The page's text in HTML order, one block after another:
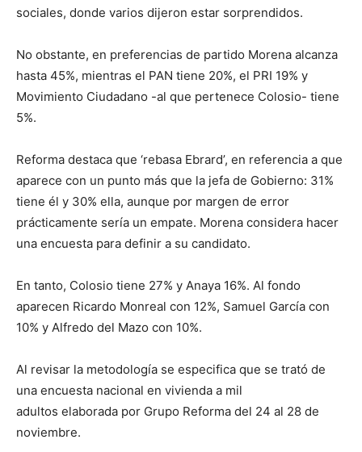
sociales, donde varios dijeron estar sorprendidos.
No obstante, en preferencias de partido Morena alcanza
hasta 45%, mientras el PAN tiene 20%, el PRI 19% y
Movimiento Ciudadano -al que pertenece Colosio- tiene
5%.
Reforma destaca que ‘rebasa Ebrard’, en referencia a que
aparece con un punto más que la jefa de Gobierno: 31%
tiene él y 30% ella, aunque por margen de error
prácticamente sería un empate. Morena considera hacer
una encuesta para definir a su candidato.
En tanto, Colosio tiene 27% y Anaya 16%. Al fondo
aparecen Ricardo Monreal con 12%, Samuel García con
10% y Alfredo del Mazo con 10%.
Al revisar la metodología se especifica que se trató de
una encuesta nacional en vivienda a mil
adultos elaborada por Grupo Reforma del 24 al 28 de
noviembre.